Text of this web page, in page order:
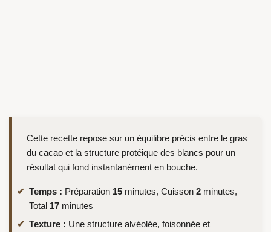
Cette recette repose sur un équilibre précis entre le gras
du cacao et la structure protéique des blancs pour un
résultat qui fond instantanément en bouche.
Temps : Préparation 15 minutes, Cuisson 2 minutes,
Total 17 minutes
Texture : Une structure alvéolée, foisonnée et